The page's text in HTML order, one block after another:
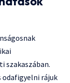
szakaszában.
odafigyelni rájuk